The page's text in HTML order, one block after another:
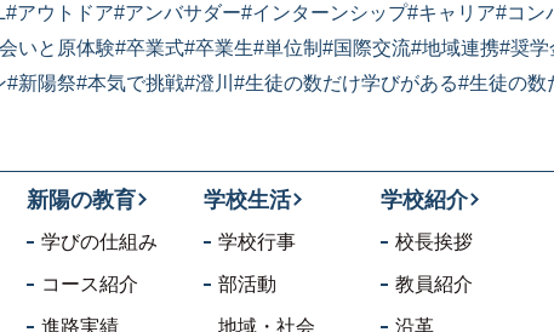
#アウトドア#アンバサダー#インターンシップ#キャリア#コン
いと原体験#卒業式#卒業生#単位制 #国際交流#地域連携#奨学
#新陽祭#本気で挑戦#澄川 #生徒の数だけ学びがある#生徒の数
新陽の教育
学びの仕組み
コース紹介
進路実績
学校生活
学校行事
部活動
地域・社会
学校紹介
校長挨拶
教員紹介
沿革